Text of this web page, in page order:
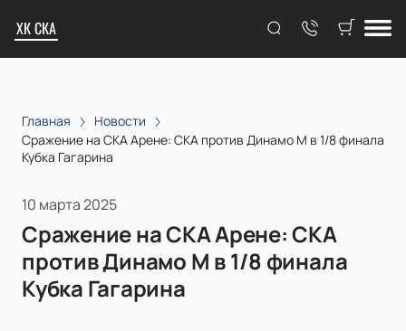
ХК СКА
Главная
Новости
Сражение на СКА Арене: СКА против Динамо М в 1/8 финала
Кубка Гагарина
10 марта 2025
Сражение на СКА Арене: СКА
против Динамо М в 1/8 финала
Кубка Гагарина